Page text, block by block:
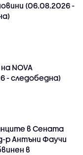
(06.08.2026 -
NOVA
- следобедна)
в Сената
р Антъни Фаучи
в